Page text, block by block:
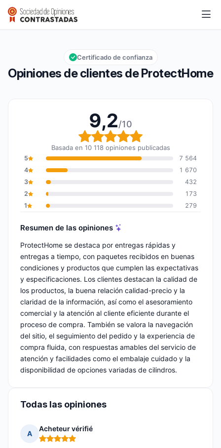
ProtectHome
Calificación global: 9,2 de 10
9,2/10
Opiniones de clientes de ProtectHome
Certificado de confianza
9,2/10
Calificación global: 9,2
Basada en 10 118 opiniones publicadas
5
7 564
4
1 670
3
432
2
173
1
279
Resumen de las opiniones
ProtectHome se destaca por entregas rápidas y
entregas a tiempo, con paquetes recibidos en buenas
condiciones y productos que cumplen las expectativas
y especificaciones. Los clientes destacan la calidad de
los productos, la buena relación calidad-precio y la
claridad de la información, así como el asesoramiento
comercial y la atención al cliente eficiente durante el
proceso de compra. También se valora la navegación
del sitio, el seguimiento del pedido y la experiencia de
compra fluida, con respuestas amables del servicio de
atención y facilidades como el embalaje cuidado y la
disponibilidad de opciones variadas de cilindros.
Todas las opiniones
A
Acheteur vérifié
Nota: 5 de 5